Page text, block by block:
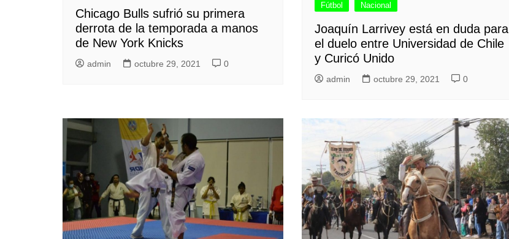
Chicago Bulls sufrió su primera
derrota de la temporada a manos
de New York Knicks
admin octubre 29, 2021 0
Fútbol Nacional
Joaquín Larrivey está en duda para
el duelo entre Universidad de Chile
y Curicó Unido
admin octubre 29, 2021 0